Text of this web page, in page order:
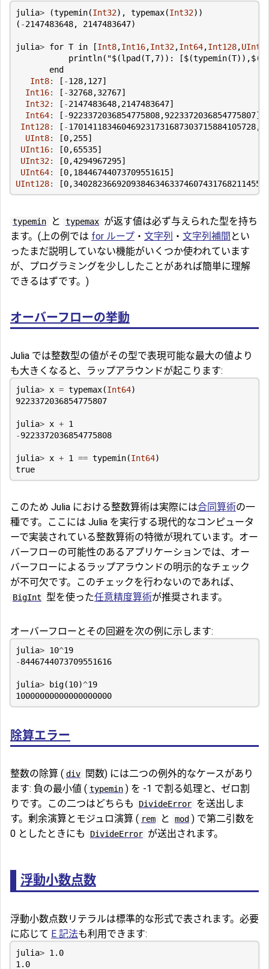
julia> (typemin(Int32), typemax(Int32))
( -2147483648, 2147483647)
julia> for T in [Int8,Int16,Int32,Int64,Int128,UInt8
println( "$(lpad(T,7)) : [$(typemin(T)) ,$(
end
Int8: [ -128,127]
Int16: [ -32768,32767]
Int32: [ -2147483648,2147483647]
Int64: [ -9223372036854775808,9223372036854775807]
Int128: [ -170141183460469231731687303715884105728,
UInt8: [0,255]
UInt16: [0,65535]
UInt32: [0,4294967295]
UInt64: [0,18446744073709551615]
UInt128: [0,340282366920938463463374607431768211455
typemin と typemax が返す値は必ず与えられた型を持ち
ます。(上の例では for ループ ・ 文字列 ・ 文字列補間 とい
ったまだ説明していない機能がいくつか使われています
が、プログラミングを少ししたことがあれば簡単に理解
できるはずです。)
オーバーフローの挙動
Julia では整数型の値がその型で表現可能な最大の値より
も大きくなると、ラップアラウンドが起こります:
julia> x = typemax(Int64)
9223372036854775807
julia> x + 1
-9223372036854775808
julia> x + 1 == typemin(Int64)
true
このため Julia における整数算術は実際には合同算術の一
種です。ここには Julia を実行する現代的なコンピュータ
ーで実装されている整数算術の特徴が現れています。オー
バーフローの可能性のあるアプリケーションでは、オー
バーフローによるラップアラウンドの明示的なチェック
が不可欠です。このチェックを行わないのであれば、
BigInt 型を使った任意精度算術が推奨されます。
オーバーフローとその回避を次の例に示します:
julia> 10^19
-8446744073709551616
julia> big(10)^19
10000000000000000000
除算エラー
整数の除算 ( div
関数) には二つの例外的なケースがあり
ます: 負の最小値 ( typemin ) を -1 で割る処理と、ゼロ割
りです。この二つはどちらも
DivideError を送出しま
す。剰余演算とモジュロ演算 ( rem と mod ) で第二引数を
0 としたときにも
DivideError が送出されます。
浮動小数点数
浮動小数点数リテラルは標準的な形式で表されます。必要
に応じて E 記法も利用できます:
julia> 1.0
1.0